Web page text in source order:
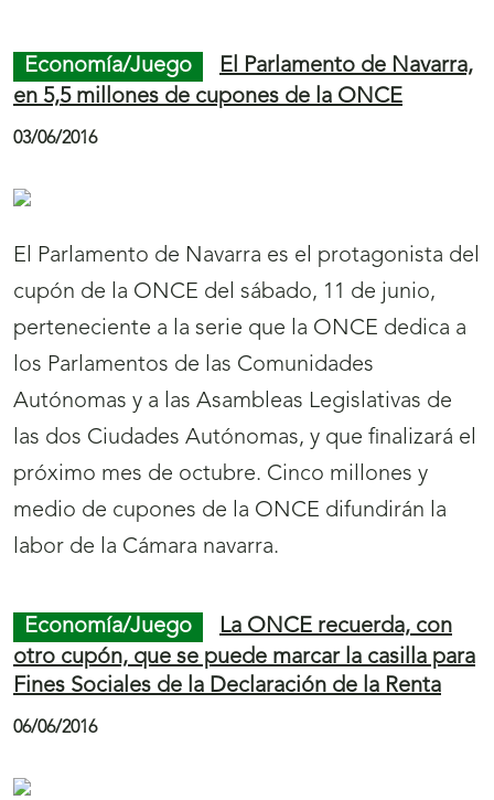
de
página
535
a
l
t
r
a
n
a
v
a
ó
n
d
p
de
página
536
Economía/Juego
El Parlamento de Navarra,
en 5,5 millones de cupones de la ONCE
03/06/2016
El Parlamento de Navarra es el protagonista del
cupón de la ONCE del sábado, 11 de junio,
perteneciente a la serie que la ONCE dedica a
los Parlamentos de las Comunidades
Autónomas y a las Asambleas Legislativas de
las dos Ciudades Autónomas, y que finalizará el
próximo mes de octubre. Cinco millones y
medio de cupones de la ONCE difundirán la
labor de la Cámara navarra.
Economía/Juego
La ONCE recuerda, con
otro cupón, que se puede marcar la casilla para
Fines Sociales de la Declaración de la Renta
06/06/2016